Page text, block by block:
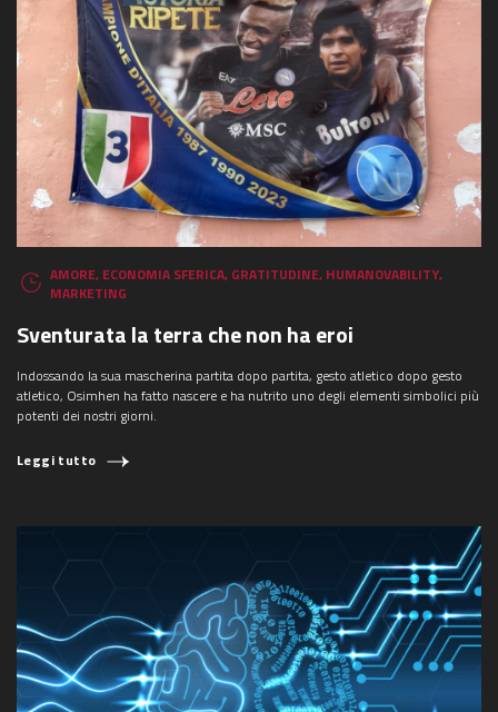
AMORE, ECONOMIA SFERICA, GRATITUDINE, HUMANOVABILITY,
MARKETING
Sventurata la terra che non ha eroi
Indossando la sua mascherina partita dopo partita, gesto atletico dopo gesto
atletico, Osimhen ha fatto nascere e ha nutrito uno degli elementi simbolici più
potenti dei nostri giorni.
Leggi tutto